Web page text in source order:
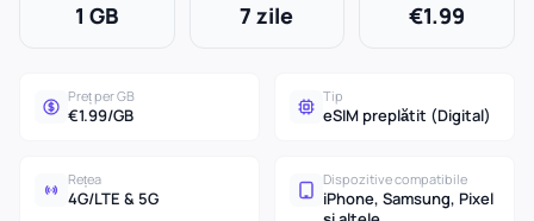
1 GB 7 zile €1.99
Preț per GB
€1.99/GB
Tip
eSIM preplătit (Digital)
Rețea
4G/LTE & 5G
Dispozitive compatibile
iPhone, Samsung, Pixel